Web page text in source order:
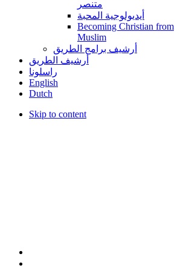
متنصر
أيديولوجية المحبة
Becoming Christian from
Muslim
أرشيف برامج الطريق
أرشيف الطريق
راسلونا
English
Dutch
Skip to content